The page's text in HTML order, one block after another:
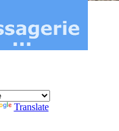
Translate